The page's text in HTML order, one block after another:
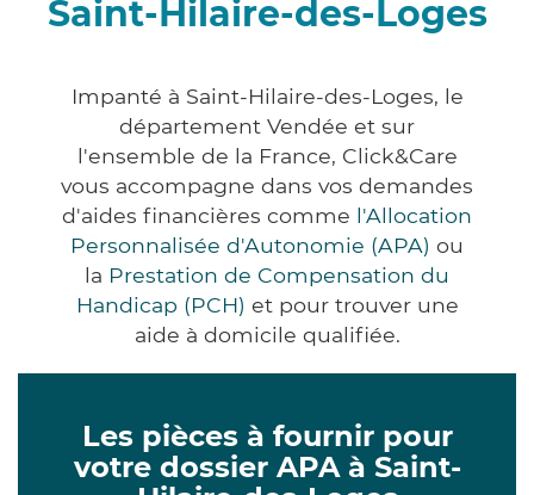
Saint-Hilaire-des-Loges
Impanté à Saint-Hilaire-des-Loges, le
département Vendée et sur
l'ensemble de la France, Click&Care
vous accompagne dans vos demandes
d'aides financières comme l'Allocation
Personnalisée d'Autonomie (APA) ou
la Prestation de Compensation du
Handicap (PCH) et pour trouver une
aide à domicile qualifiée.
Les pièces à fournir pour
votre dossier APA à Saint-